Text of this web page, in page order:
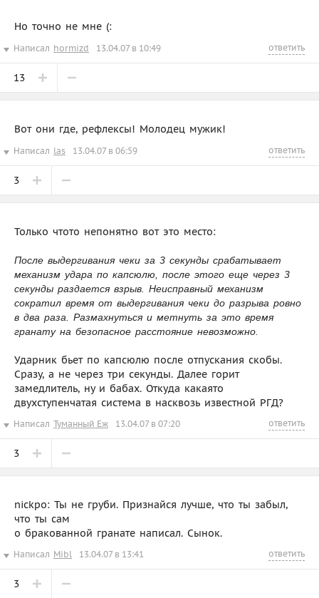
Но точно не мне (:
Написал hormizd 13.04.07 в 10:49 ответить
13
Вот они где, рефлексы! Молодец мужик!
Написал las 13.04.07 в 06:59 ответить
3
Только чтото непонятно вот это место:
После выдергивания чеки за 3 секунды срабатывает
механизм удара по капсюлю, после этого еще через 3
секунды раздается взрыв. Неисправный механизм
сократил время от выдергивания чеки до разрыва ровно
в два раза. Размахнуться и метнуть за это время
гранату на безопасное расстояние невозможно.
Ударник бьет по капсюлю после отпускания скобы.
Сразу, а не через три секунды. Далее горит
замедлитель, ну и бабах. Откуда какаято
двухступенчатая система в насквозь известной РГД?
Написал Туманный Еж 13.04.07 в 07:20 ответить
3
nickpo: Ты не груби. Признайся лучше, что ты забыл,
что ты сам
о бракованной гранате написал. Сынок.
Написал Mibl 13.04.07 в 13:41 ответить
3